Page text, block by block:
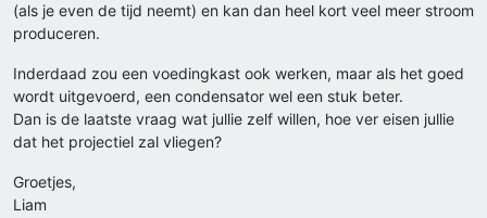
(als je even de tijd neemt) en kan dan heel kort veel meer stroom
produceren.
Inderdaad zou een voedingkast ook werken, maar als het goed
wordt uitgevoerd, een condensator wel een stuk beter.
Dan is de laatste vraag wat jullie zelf willen, hoe ver eisen jullie
dat het projectiel zal vliegen?
Groetjes,
Liam